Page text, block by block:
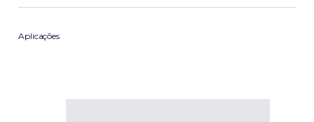
Aplicações